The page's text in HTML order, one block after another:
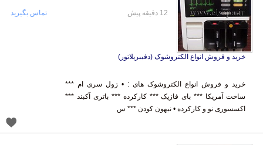
خرید و فروش انواع الکتروشوک (دفیبریلاتور)
خرید و فروش انواع الکتروشوک های : • زول سری ام ***
ساخت آمریکا *** بای فازیک *** کارکرده *** باتری آکبند ***
اکسسوری نو و کارکرده • نیهون کودن *** س
12 دقیقه پیش تماس بگیرید